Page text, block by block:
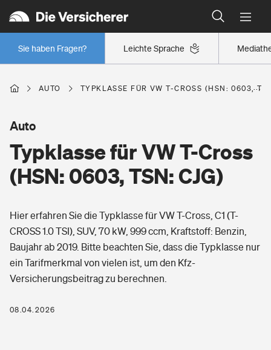
Leichte Sprache
Sie haben Fragen?
Wer versichert was: Jetzt Versicherer finden
Regionalklassen: So ist Ihre Region eingestuft
Wer versichert was: Jetzt Versicherer finden
Berufsunfähigkeitsversicherung
Erwerbsunfähigkeitsversicherung
Grundfähigkeitsversicherung
Arbeitsrechtsschutz
Berufshaftpflichtversicherung
Zur Übersicht
Wohnen
Freizeit
Pri­vate Haft­pflicht­
Gesundheit
Private Krankenversicherung
AUTO TYPKLASSE FÜR VW T-CROSS (HSN: 0603,
Typklasse für VW T-Cross
(HSN: 0603, TSN: CJG)
Auto
Hier erfahren Sie die Typklasse für VW T-Cross, C1 (T-
CROSS 1.0 TSI), SUV, 70 kW, 999 ccm, Kraftstoff: Benzin,
Baujahr ab 2019. Bitte beachten Sie, dass die Typklasse nur
ein Tarifmerkmal von vielen ist, um den Kfz-
Versicherungsbeitrag zu berechnen.
08.04.2026